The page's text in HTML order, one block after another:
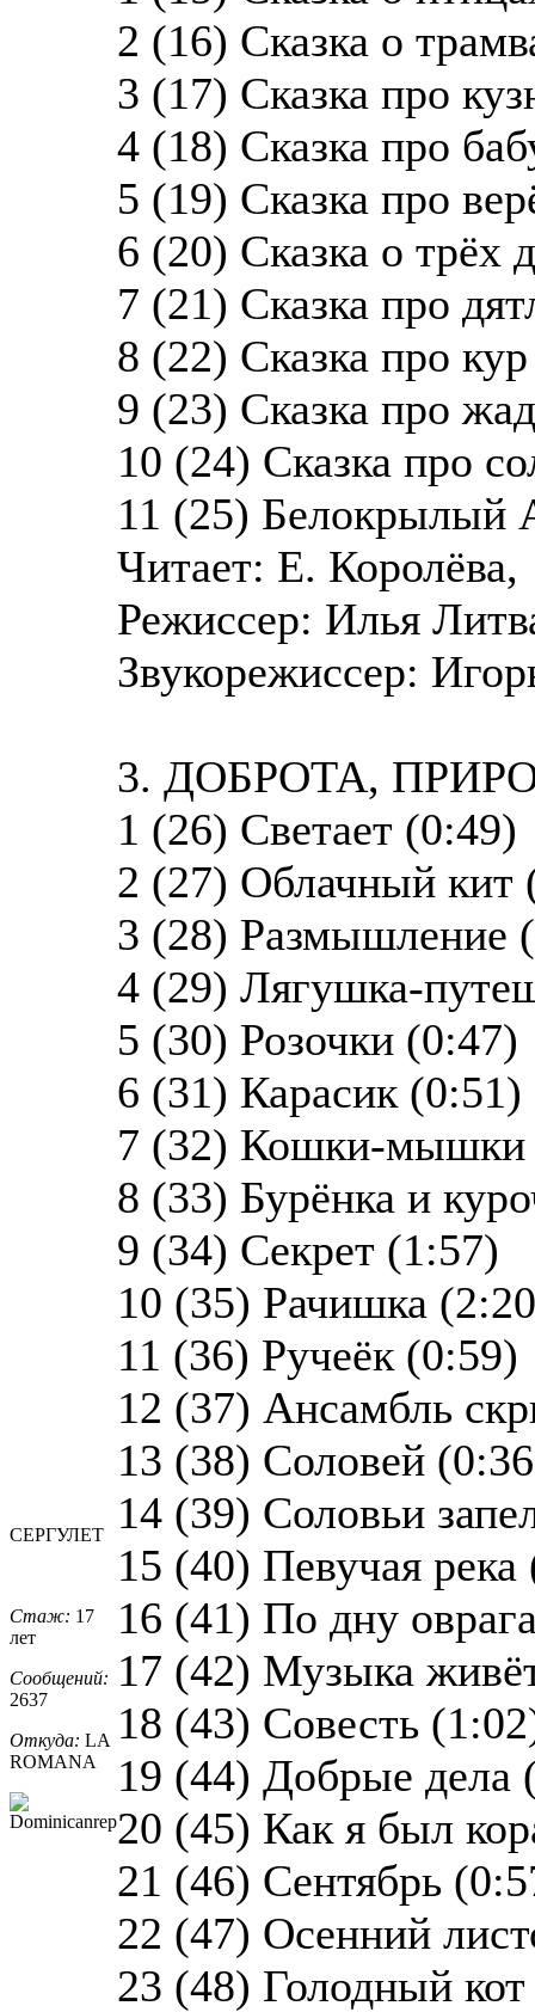
СЕРГУЛЕТ
Стаж: 17
лет
Сообщений:
2637
Откуда: LA
ROMANA
2 (16) Сказка о
3 (17) Сказка про
4 (18) Сказка про
5 (19) Сказка про
6 (20) Сказка о трёх
7 (21) Сказка про
8 (22) Сказка про
9 (23) Сказка про
10 (24) Сказка про
11 (25) Белокрылый
Читает: Е. Королёва,
Режиссер: Илья
Звукорежиссер:
3. ДОБРОТА,
1 (26) Светает (0:49)
2 (27) Облачный кит
3 (28) Размышление
4 (29) Лягушка-
5 (30) Розочки (0:47)
6 (31) Карасик (0:51)
7 (32) Кошки-мышки
8 (33) Бурёнка и
9 (34) Секрет (1:57)
10 (35) Рачишка
11 (36) Ручеёк (0:59)
12 (37) Ансамбль
13 (38) Соловей
14 (39) Соловьи
15 (40) Певучая река
16 (41) По дну
17 (42) Музыка
18 (43) Совесть
19 (44) Добрые дела
20 (45) Как я был
21 (46) Сентябрь
22 (47) Осенний
23 (48) Голодный